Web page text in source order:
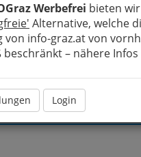
Werbefrei bieten
Alternative, welche
von info-graz.at von
beschränkt – nähere
Login